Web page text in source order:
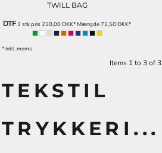
TWILL BAG
DTF 1 stk pris220,00DKK*Mængde72,50DKK*
* inkl. moms
Items 1 to 3 of 3
TEKSTIL
TRYKKERI...